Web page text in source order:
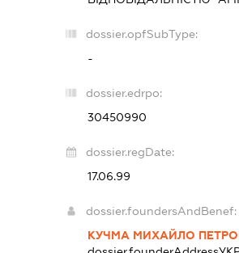
dossier.opfSubType:
-
dossier.edrpo:
30450990
dossier.regDate:
17.06.99
dossier.foundersAndBenef:
КУЧМА МИХАЙЛО